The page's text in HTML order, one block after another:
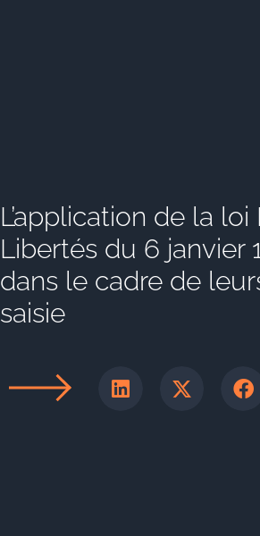
L’application de la
Libertés du 6 janvier
dans le cadre de
saisie